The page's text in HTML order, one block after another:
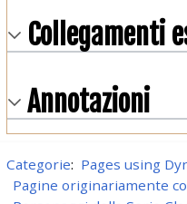
Collegamenti
Annotazioni
Categorie: Pages using
Pagine originariamente